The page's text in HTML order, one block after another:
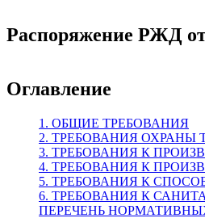
Распоряжение РЖД от
Оглавление
1. ОБЩИЕ ТРЕБОВАНИЯ
2. ТРЕБОВАНИЯ
3. ТРЕБОВАНИЯ К
4. ТРЕБОВАНИЯ К
5. ТРЕБОВАНИЯ К
6. ТРЕБОВАНИЯ К
ПЕРЕЧЕНЬ